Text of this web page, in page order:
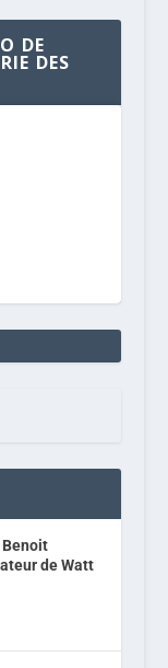
DE
DES
de Watt